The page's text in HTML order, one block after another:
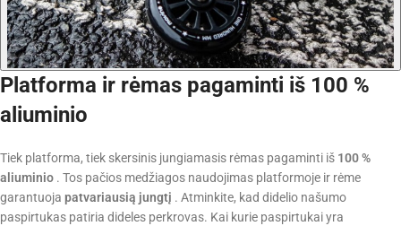
Platforma ir rėmas pagaminti iš 100 %
aliuminio
Tiek platforma, tiek skersinis jungiamasis rėmas pagaminti iš 100 %
aliuminio . Tos pačios medžiagos naudojimas platformoje ir rėme
garantuoja patvariausią jungtį . Atminkite, kad didelio našumo
paspirtukas patiria dideles perkrovas. Kai kurie paspirtukai yra